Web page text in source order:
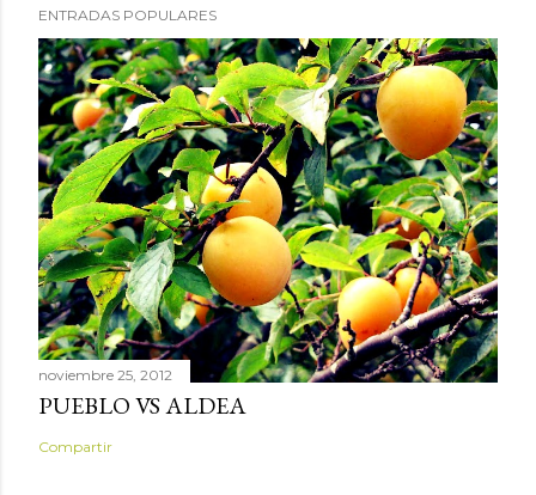
ENTRADAS POPULARES
noviembre 25, 2012
PUEBLO VS ALDEA
Compartir